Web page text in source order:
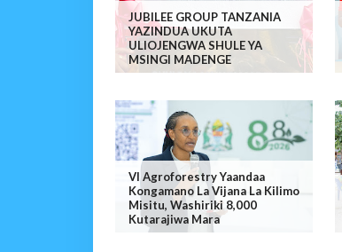
JUBILEE GROUP TANZANIA
YAZINDUA UKUTA
ULIOJENGWA SHULE YA
MSINGI MADENGE
VI Agroforestry Yaandaa
Kongamano La Vijana La Kilimo
Misitu, Washiriki 8,000
Kutarajiwa Mara